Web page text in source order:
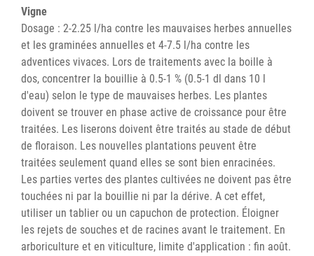
Vigne
Dosage : 2-2.25 l/ha contre les mauvaises herbes annuelles
et les graminées annuelles et 4-7.5 l/ha contre les
adventices vivaces. Lors de traitements avec la boille à
dos, concentrer la bouillie à 0.5-1 % (0.5-1 dl dans 10 l
d'eau) selon le type de mauvaises herbes. Les plantes
doivent se trouver en phase active de croissance pour être
traitées. Les liserons doivent être traités au stade de début
de floraison. Les nouvelles plantations peuvent être
traitées seulement quand elles se sont bien enracinées.
Les parties vertes des plantes cultivées ne doivent pas être
touchées ni par la bouillie ni par la dérive. A cet effet,
utiliser un tablier ou un capuchon de protection. Éloigner
les rejets de souches et de racines avant le traitement. En
arboriculture et en viticulture, limite d'application : fin août.